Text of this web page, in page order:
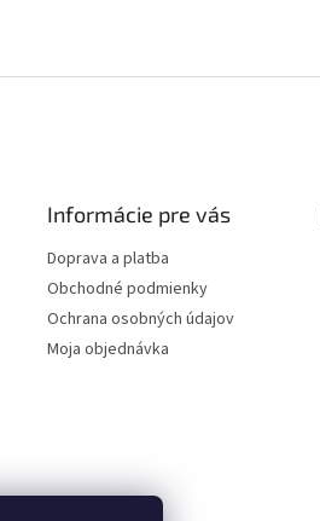
Informácie pre vás
Doprava a platba
Obchodné podmienky
Ochrana osobných údajov
Moja objednávka